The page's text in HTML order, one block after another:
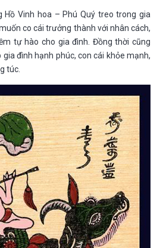
Hồ Vinh hoa – Phú Quý treo trong gia
co cái trưởng thành với nhân cách,
tự hào cho gia đình. Đồng thời cũng
đình hạnh phúc, con cái khỏe mạnh,
túc.